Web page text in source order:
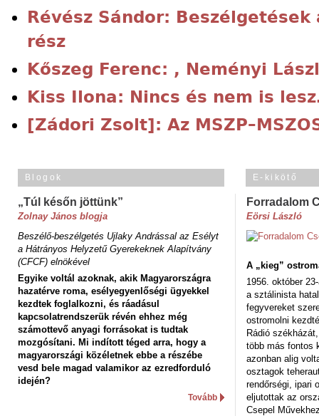
Révész Sándor:
rész
Kőszeg Ferenc: , Neményi
Kiss Ilona: Nincs és nem is
[Zádori Zsolt]: Az
Blogok
„Túl későn jöttünk”
Zolnay János blogja
Beszélő-beszélgetés Ujlaky Andrással az Esélyt
a Hátrányos Helyzetű Gyerekeknek Alapítvány
(CFCF) elnökével
Egyike voltál azoknak, akik Magyarországra
hazatérve roma, esélyegyenlőségi ügyekkel
kezdtek foglalkozni, és ráadásul
kapcsolatrendszerük révén ehhez még
számottevő anyagi forrásokat is tudtak
mozgósítani. Mi indított téged arra, hogy a
magyarországi közéletnek ebbe a részébe
vesd bele magad valamikor az ezredforduló
idején?
Tovább
E-kikötő
Forradalom
Eörsi László
A „kieg”
1956. október
a sztálinista
fegyvereket
ostromolni
Rádió
több más fontos
azonban alig
osztagok
rendőrségi, ipari
eljutottak az
Csepel